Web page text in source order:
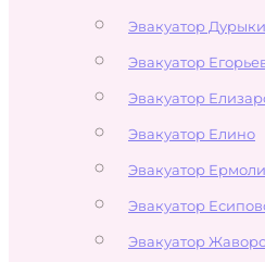
Эвакуатор
Эвакуатор
Эвакуатор
Эвакуатор Елино
Эвакуатор
Эвакуатор
Эвакуатор